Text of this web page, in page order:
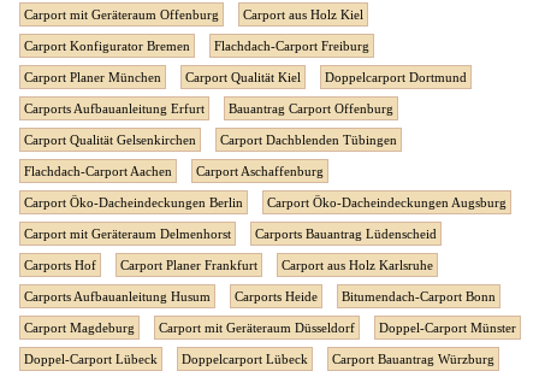
Carport mit Geräteraum Offenburg Carport aus Holz Kiel
Carport Konfigurator Bremen Flachdach-Carport Freiburg
Carport Planer München Carport Qualität Kiel Doppelcarport Dortmund
Carports Aufbauanleitung Erfurt Bauantrag Carport Offenburg
Carport Qualität Gelsenkirchen Carport Dachblenden Tübingen
Flachdach-Carport Aachen Carport Aschaffenburg
Carport Öko-Dacheindeckungen Berlin Carport Öko-Dacheindeckungen Augsburg
Carport mit Geräteraum Delmenhorst Carports Bauantrag Lüdenscheid
Carports Hof Carport Planer Frankfurt Carport aus Holz Karlsruhe
Carports Aufbauanleitung Husum Carports Heide Bitumendach-Carport Bonn
Carport Magdeburg Carport mit Geräteraum Düsseldorf Doppel-Carport Münster
Doppel-Carport Lübeck Doppelcarport Lübeck Carport Bauantrag Würzburg